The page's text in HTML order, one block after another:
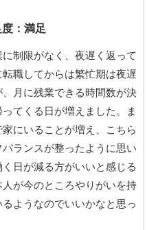
：満足
制限がなく、夜遅く返って
職してからは繁忙期は夜遅
月に残業できる時間数が決
てくる日が増えました。ま
にいることが増え、こちら
ランスが整ったように思い
日が減る方がいいと感じる
が今のところやりがいを持
ようなのでいいかなと思っ